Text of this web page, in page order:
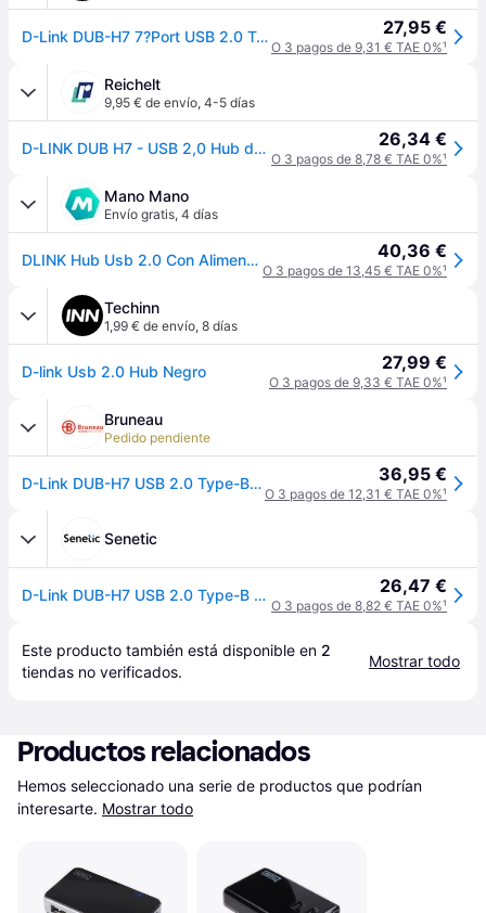
D-Link DUB-H7 7?Port USB 2.0 Type-B - Hub 27,95 €
O 3 pagos de 9,31 € TAE 0%¹
Reichelt
9,95 € de envío, 4-5 días
D-LINK DUB H7 - USB 2,0 Hub de 7 puertos con fuente de alimentación, negr 26,34 €
O 3 pagos de 8,78 € TAE 0%¹
Mano Mano
Envío gratis, 4 días
DLINK Hub Usb 2.0 Con Alimentación Externa D-link Dub-h7/ 7 Puertos Usb 40,36 €
O 3 pagos de 13,45 € TAE 0%¹
Techinn
1,99 € de envío, 8 días
D-link Usb 2.0 Hub Negro 27,99 €
O 3 pagos de 9,33 € TAE 0%¹
Bruneau
Pedido pendiente
D-Link DUB-H7 USB 2.0 Type-B 480 Mbit/s Negro 36,95 €
O 3 pagos de 12,31 € TAE 0%¹
Senetic
D-Link DUB-H7 USB 2.0 Type-B 480 Mbit/s Negro DUB-H7/E 26,47 €
O 3 pagos de 8,82 € TAE 0%¹
Este producto también está disponible en 2
tiendas no verificados.
Mostrar todo
Productos relacionados
Hemos seleccionado una serie de productos que podrían
interesarte. Mostrar todo